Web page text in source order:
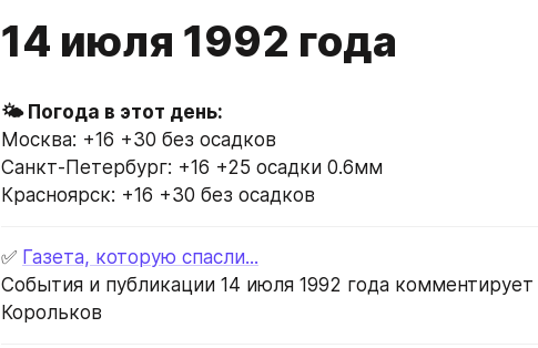
14 июля 1992 года
Москва: +16 +30 без осадков
Санкт-Петербург: +16 +25 осадки 0.6мм
Красноярск: +16 +30 без осадков
✅ Газета, которую спасли...
События и публикации 14 июля 1992 года
Корольков